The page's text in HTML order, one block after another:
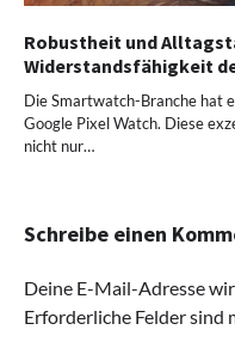
Robustheit und
Widerstandsfähigkeit
Die Smartwatch-Branche hat
Google Pixel Watch. Diese
nicht nur…
Schreibe einen
Deine E-Mail-Adresse
Erforderliche Felder sind